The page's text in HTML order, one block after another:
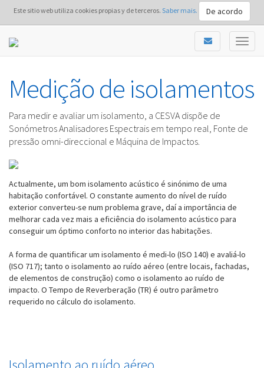
Este sitio web utiliza cookies propias y de terceros. Saber mais. De acordo
Medição de isolamentos
Para medir e avaliar um isolamento, a CESVA dispõe de
Sonómetros Analisadores Espectrais em tempo real, Fonte de
pressão omni-direccional e Máquina de Impactos.
Actualmente, um bom isolamento acústico é sinónimo de uma
habitação confortável. O constante aumento do nível de ruído
exterior converteu-se num problema grave, daí a importância de
melhorar cada vez mais a eficiência do isolamento acústico para
conseguir um óptimo conforto no interior das habitações.
A forma de quantificar um isolamento é medi-lo (ISO 140) e avaliá-lo
(ISO 717); tanto o isolamento ao ruído aéreo (entre locais, fachadas,
de elementos de construção) como o isolamento ao ruído de
impacto. O Tempo de Reverberação (TR) é outro parâmetro
requerido no cálculo do isolamento.